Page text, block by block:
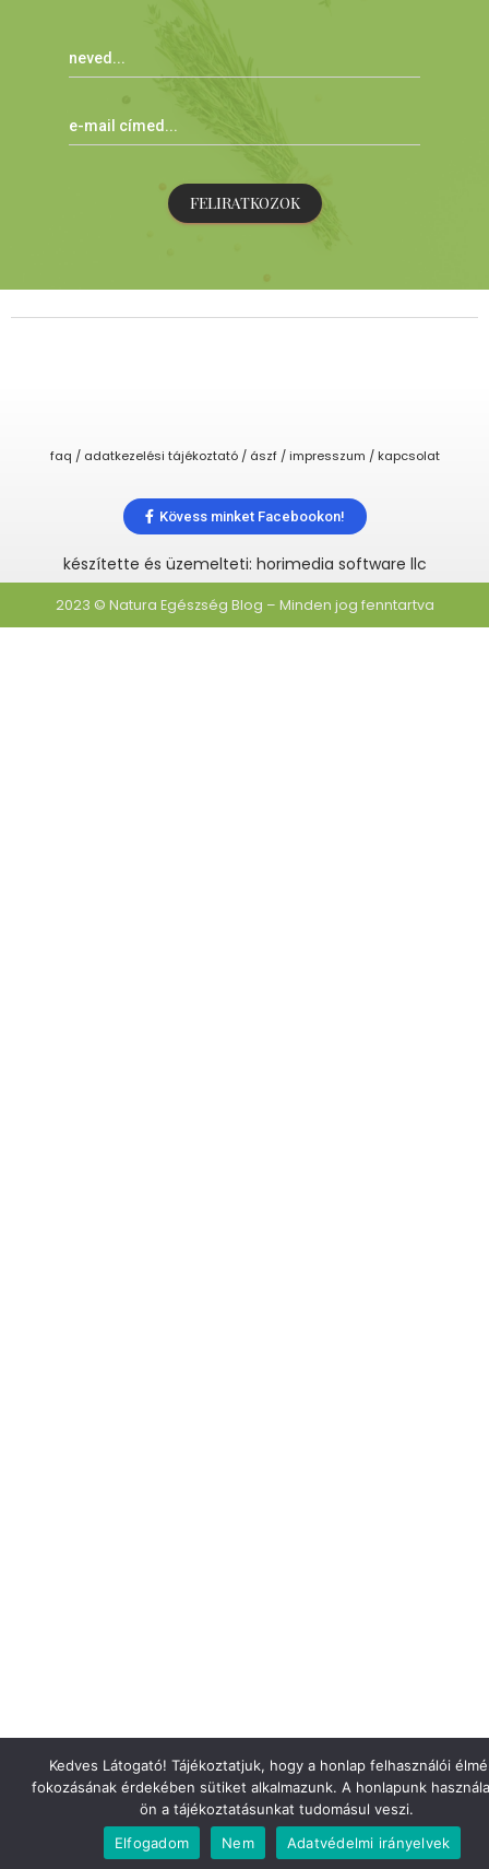
FELIRATKOZOK
faq / adatkezelési tájékoztató / ászf / impresszum / kapcsolat
Kövess minket Facebookon!
készítette és üzemelteti: horimedia software llc
2023 © Natura Egészség Blog – Minden jog fenntartva
Kedves Látogató! Tájékoztatjuk, hogy a honlap felhasználói
fokozásának érdekében sütiket alkalmazunk. A honlapunk
ön a tájékoztatásunkat tudomásul veszi.
Elfogadom
Nem Adatvédelmi irányelvek